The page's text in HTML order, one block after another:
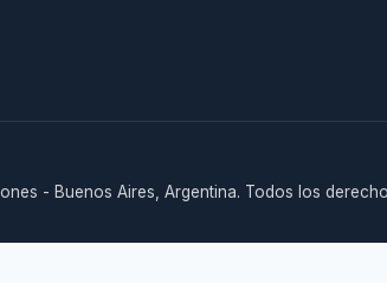
- Buenos Aires, Argentina. Todos los